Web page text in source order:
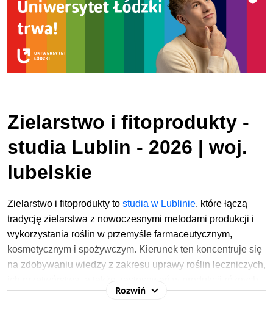
Zielarstwo i fitoprodukty -
studia Lublin - 2026 | woj.
lubelskie
Zielarstwo i fitoprodukty to studia w Lublinie, które łączą
tradycję zielarstwa z nowoczesnymi metodami produkcji i
wykorzystania roślin w przemyśle farmaceutycznym,
kosmetycznym i spożywczym. Kierunek ten koncentruje się
na zdobywaniu wiedzy z zakresu uprawy roślin leczniczych,
wyrobów fitoterapeutycznych, kosmetycznych i
Rozwiń